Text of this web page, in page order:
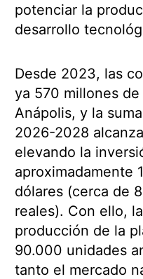
potenciar la
desarrollo
Desde 2023, las
ya 570 millones
Anápolis, y la
2026-2028
elevando la
aproximadamente
dólares (cerca de
reales). Con ello,
producción de la
90.000 unidades
tanto el mercado